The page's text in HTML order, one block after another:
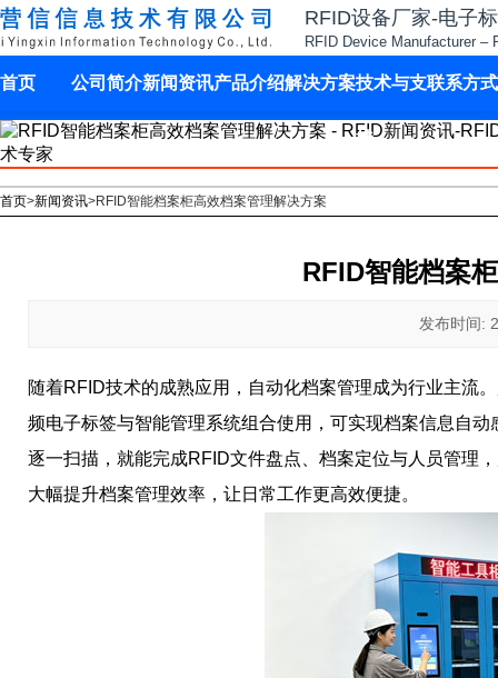
RFID设备厂家-电子
RFID Device Manufacturer –
首页 公司简介新闻资讯产品介绍解决方案技术与支
持
联系方式
首页>新闻资讯>RFID智能档案柜高效档案管理解决方案
RFID智能档案
发布时间:
随着RFID技术的成熟应用，自动化档案管理成为行业主流
频电子标签与智能管理系统组合使用，可实现档案信息自
逐一扫描，就能完成RFID文件盘点、档案定位与人员管理
大幅提升档案管理效率，让日常工作更高效便捷。